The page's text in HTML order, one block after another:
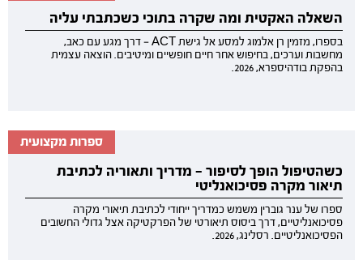
השאלה האקטית ומה שקרה בתוכי כשכתבתי עליה
בספרו, מזמין רן אלמוג למסע אל גישת ACT — דרך מגע עם כאב,
מחשבות וערכים, בחיפוש אחר חיים חופשיים ומיטיבים. הוצאה עצמית
בהפקת בודהיספרא, 2026.
ספרות מקצועית
כשהטיפול הופך לסיפור — מדריך ותאוריה לכתיבת
תיאור מקרה פסיכואנליטי
ספרו של ענר גוברין משמש כמדריך ייחודי לכתיבת תיאורי מקרה
פסיכואנליטיים, דרך ביסוס תיאורטי של הפרקטיקה אצל גדולי החשובים
הפסיכואנליטיים. רסלינג, 2026.